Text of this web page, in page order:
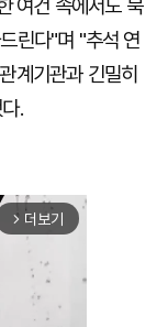
여건 속에서도 묵
린다"며 "추석 연
계기관과 긴밀히
.
arrow_forward_ios 더보기